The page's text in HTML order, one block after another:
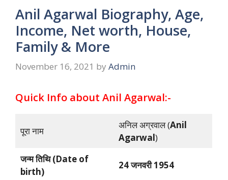
Anil Agarwal Biography, Age,
Income, Net worth, House,
Family & More
November 16, 2021 by Admin
Quick Info about Anil Agarwal:-
पूरा नाम
अनिल अग्रवाल (Anil
Agarwal)
जन्म तिथि (Date of
birth)
24 जनवरी 1954